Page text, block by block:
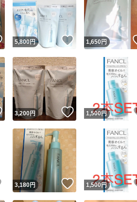
安心発送
いいね！
5,800円 いいね！
1,650円
いいね！
3,200円 いいね！
1,500円
いいね！
3,180円 いいね！
1,500円